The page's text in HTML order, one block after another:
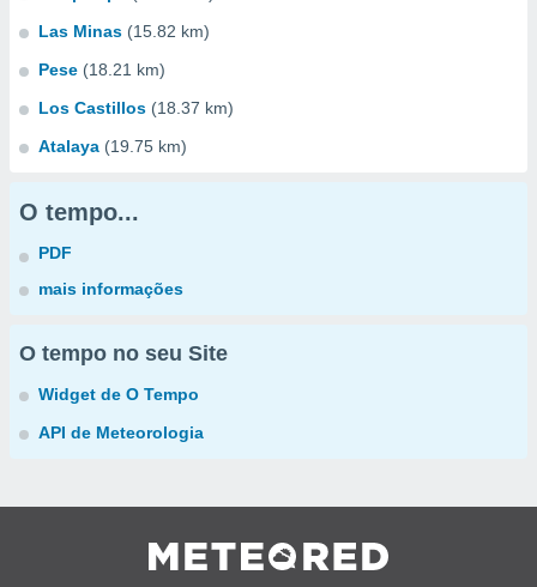
Las Minas (15.82 km)
Pese (18.21 km)
Los Castillos (18.37 km)
Atalaya (19.75 km)
O tempo...
PDF
mais informações
O tempo no seu Site
Widget de O Tempo
API de Meteorologia